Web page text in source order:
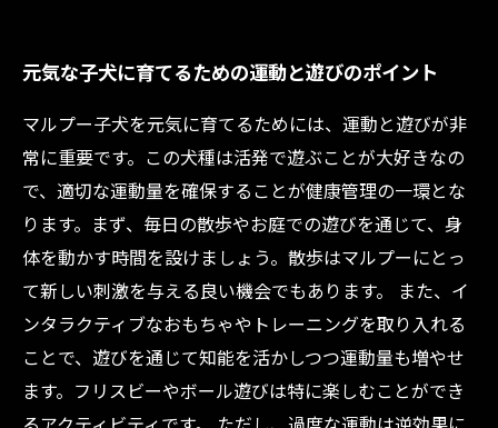
元気な子犬に育てるための運動と遊びのポイント
マルプー子犬を元気に育てるためには、運動と遊びが非
常に重要です。この犬種は活発で遊ぶことが大好きなの
で、適切な運動量を確保することが健康管理の一環とな
ります。まず、毎日の散歩やお庭での遊びを通じて、身
体を動かす時間を設けましょう。散歩はマルプーにとっ
て新しい刺激を与える良い機会でもあります。 また、イ
ンタラクティブなおもちゃやトレーニングを取り入れる
ことで、遊びを通じて知能を活かしつつ運動量も増やせ
ます。フリスビーやボール遊びは特に楽しむことができ